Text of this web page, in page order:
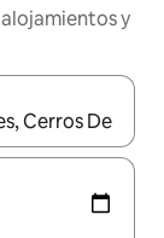
y
con las